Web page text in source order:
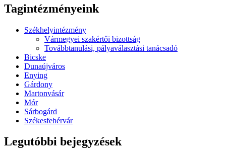
Tagintézményeink
Székhelyintézmény
Vármegyei szakértői bizottság
Továbbtanulási, pályaválasztási tanácsadó
Bicske
Dunaújváros
Enying
Gárdony
Martonvásár
Mór
Sárbogárd
Székesfehérvár
Legutóbbi bejegyzések